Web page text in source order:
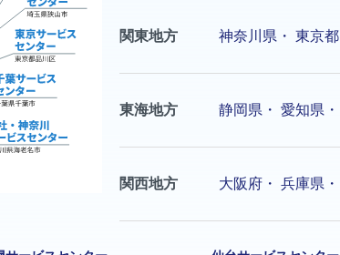
関東地方 神奈川県 ・ 東京都
東海地方 静岡県 ・ 愛知県 ・
関西地方 大阪府 ・ 兵庫県 ・